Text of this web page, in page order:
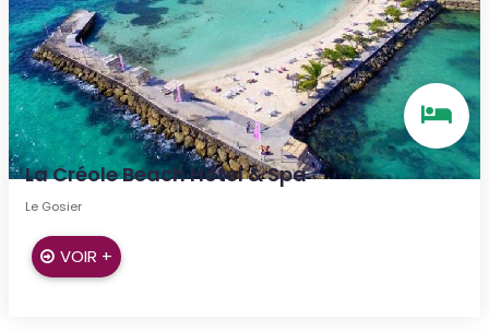
La Créole Beach Hôtel & Spa
Le Gosier
VOIR +